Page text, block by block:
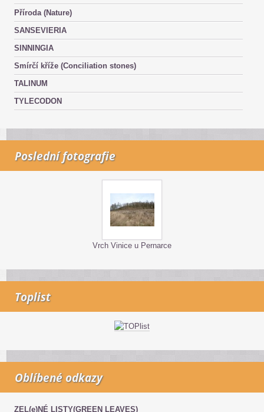
Příroda (Nature)
SANSEVIERIA
SINNINGIA
Smírčí kříže (Conciliation stones)
TALINUM
TYLECODON
Poslední fotografie
Vrch Vinice u Pernarce
Toplist
Oblíbené odkazy
ZEL(e)NÉ LISTY(GREEN LEAVES)